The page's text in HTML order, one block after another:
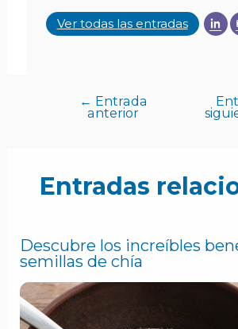
Ver todas las entradas
← Entrada
anterior
Entradas
Descubre los increíbles
semillas de chía